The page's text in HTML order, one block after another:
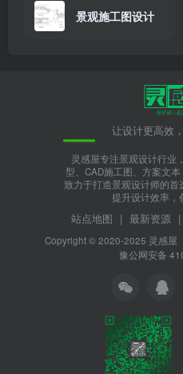
景观施工图设计
让设计更高效
灵感屋专注景观设计行业
型、CAD施工图、方案文
致力于打造景观设计师的
提升设计效率，
站点地图 | 最新资源 |
Copyright © 2020-2025 灵感屋
豫公网安备